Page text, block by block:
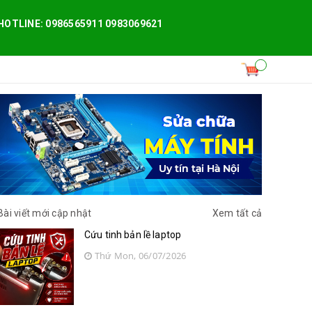
0986565911 0983069621
viết mới cập nhật
Xem tất cả
Cứu tinh bản lề laptop
Thứ Mon, 06/07/2026